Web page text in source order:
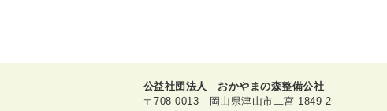
公益社団法人 おかやまの森整備公社
〒708-0013 岡山県津山市二宮 1849-2